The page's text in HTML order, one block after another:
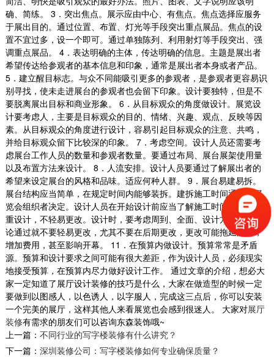
确、简练。 3．突出焦点。展示应由中心、有焦点。焦点选择应服务
于展出目的。通过位置、布置、灯光等手段突出重点展品。焦点的设
置不宜过多，设一个即可。通过单独陈列、利用射灯等手段突出、强
调重点展品。 4．表达明确的主体，传达明确的信息。主题是展出者
希望传达给参观者的基本信息和印象，通常是展出者本身或者产品。
5．建立醒目标志。与众不同能吸引更多的参观者，是参观者更容易识
别寻找，使未走进展台的参观者也会留下印象。设计要独特，但是不
要脱离展出目标和商业形象。 6．从目标观众的角度做设计。展览设
计要考虑人，主要是目标观众的目的、情绪、兴趣、观点、反映等因
素。从目标观众的角度进行设计，容易引起目标观众的注意、共鸣，
并给目标观众留下比较深的印象。 7．考虑空间。设计人员还需要考
虑展台工作人员的数量和参观者数量。要通过布局、展台展架使用量
以及布置方法来设计。 8．人流安排。设计人员要通过了解展出者的
希望来设定展台的风格和品味。适应何种人群。 9．展台易建易拆。
展台结构应当简单，在规定时间内能够装拆。建拆施工时间通常由展
览会组织者决定。设计人员在开始设计前应当了解施工时间。 10．慎
重设计，不轻易更改。设计时，要考虑周到、全面、设计方案一旦讨
论通过就不要轻易更改，尤其不要在后期更改，更改可能拖延施工，
增加费用，甚至影响开幕。 11．在预算内做设计。预算常常是矛盾
源。预算和设计要求之间可能有很大差距，作为设计人员，必须现实
地接受预算，在预算内尽力做好设计工作。 通过文章的介绍，想必大
家一定知道了展厅设计装修的技巧是什么，大家在做造型的时候一定
要做到以图感人，以色诱人，以字服人，完成这三点后，你可以安装
一个完美的展厅，这样其他人来看展览也会感到很迷人。 大家对展厅
装修有需求的朋友们可以咨询东森装饰哦~
上一篇： 不同行业的写字楼装修有什么讲究？
下一篇： 深圳装修公司：写字楼装修如何专业确保质量？
厂房办公装修案例
办公室装修设计不仅要考虑到人们的感情，还要
照顾人的心理、生理的需求。设计办公室时要从
人的行...
2018-06-28
室内设计装修_东方幼儿园
2018-06-28
深圳装饰休闲区装修设计